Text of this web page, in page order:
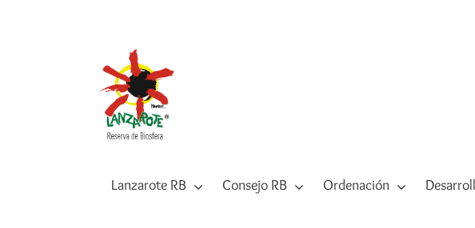
Lanzarote RB Consejo RB Ordenación